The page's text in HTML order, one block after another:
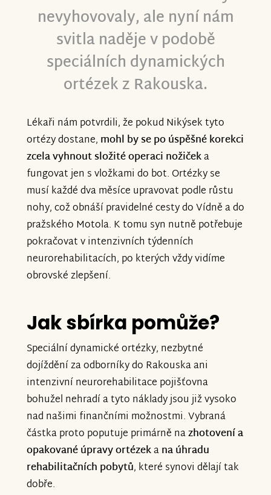
nevyhovovaly, ale nyní nám
svitla naděje v podobě
speciálních dynamických
ortézek z Rakouska.
Lékaři nám potvrdili, že pokud Nikýsek tyto
ortézy dostane, mohl by se po úspěšné korekci
zcela vyhnout složité operaci nožičeka
fungovat jen s vložkami do bot. Ortézky se
musí každé dva měsíce upravovat podle růstu
nohy, což obnáší pravidelné cesty do Vídně a do
pražského Motola. K tomu syn nutně potřebuje
pokračovat v intenzivních týdenních
neurorehabilitacích, po kterých vždy vidíme
obrovské zlepšení.
Jak sbírka pomůže?
Speciální dynamické ortézky, nezbytné
dojíždění za odborníky do Rakouska ani
intenzivní neurorehabilitace pojišťovna
bohužel nehradí a tyto náklady jsou již vysoko
nad našimi finančními možnostmi. Vybraná
částka proto poputuje primárně nazhotovení a
opakované úpravy ortézekana úhradu
rehabilitačních pobytů, které synovi dělají tak
dobře.